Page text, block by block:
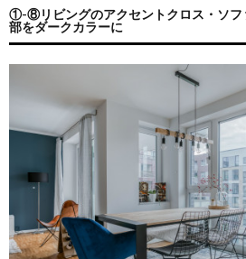
①-⑧リビングのアクセントクロス・ソフ
部をダークカラーに